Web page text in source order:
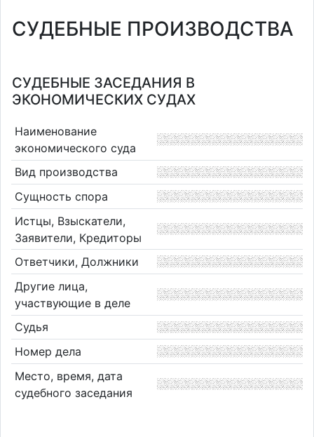
СУДЕБНЫЕ ПРОИЗВОДСТВА
СУДЕБНЫЕ ЗАСЕДАНИЯ В
ЭКОНОМИЧЕСКИХ СУДАХ
Наименование
экономического суда
Вид производства
Сущность спора
Истцы, Взыскатели,
Заявители, Кредиторы
Ответчики, Должники
Другие лица,
участвующие в деле
Судья
Номер дела
Место, время, дата
судебного заседания